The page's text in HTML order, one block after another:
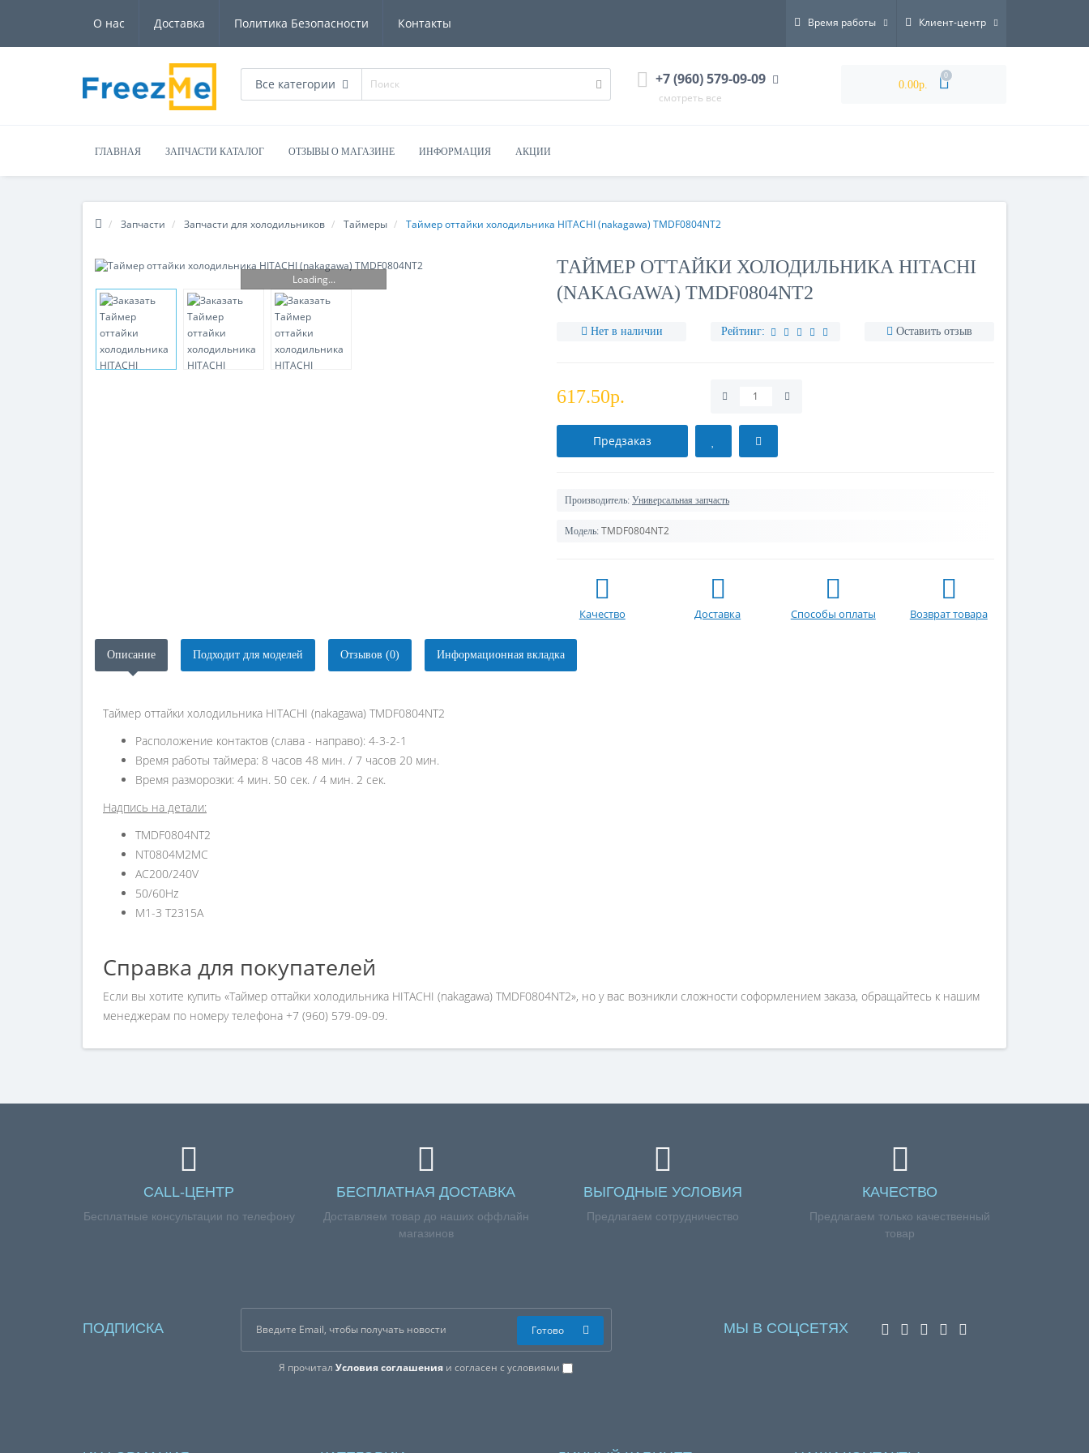
О нас Доставка Политика Безопасности Контакты Время работы Клиент-центр
Все категории +7 (960) 579-09-09
смотреть все
0.00р.
0
ГЛАВНАЯ ЗАПЧАСТИ КАТАЛОГ ОТЗЫВЫ О МАГАЗИНЕ ИНФОРМАЦИЯ АКЦИИ
Запчасти Запчасти для холодильников Таймеры Таймер оттайки холодильника HITACHI (nakagawa) TMDF0804NT2
Loading...
ТАЙМЕР ОТТАЙКИ ХОЛОДИЛЬНИКА HITACHI
(NAKAGAWA) TMDF0804NT2
Нет в наличии Рейтинг: Оставить отзыв
617.50р.
Предзаказ
Производитель: Универсальная запчасть
Модель: TMDF0804NT2
Качество Доставка Способы оплаты Возврат товара
Описание Подходит для моделей Отзывов (0) Информационная вкладка
Таймер оттайки холодильника HITACHI (nakagawa) TMDF0804NT2
Расположение контактов (слава - направо): 4-3-2-1
Время работы таймера: 8 часов 48 мин. / 7 часов 20 мин.
Время разморозки: 4 мин. 50 сек. / 4 мин. 2 сек.
Надпись на детали:
TMDF0804NT2
NT0804M2MC
AC200/240V
50/60Hz
M1-3 T2315A
Справка для покупателей
Если вы хотите купить «Таймер оттайки холодильника HITACHI (nakagawa) TMDF0804NT2», но у вас возникли сложности соформлением заказа, обращайтесь к нашим
менеджерам по номеру телефона +7 (960) 579-09-09.
CALL-ЦЕНТР
Бесплатные консультации по телефону
БЕСПЛАТНАЯ ДОСТАВКА
Доставляем товар до наших оффлайн
магазинов
ВЫГОДНЫЕ УСЛОВИЯ
Предлагаем сотрудничество
КАЧЕСТВО
Предлагаем только качественный
товар
ПОДПИСКА
Я прочиталУсловия соглашения и согласен с условиями
Готово МЫ В СОЦСЕТЯХ